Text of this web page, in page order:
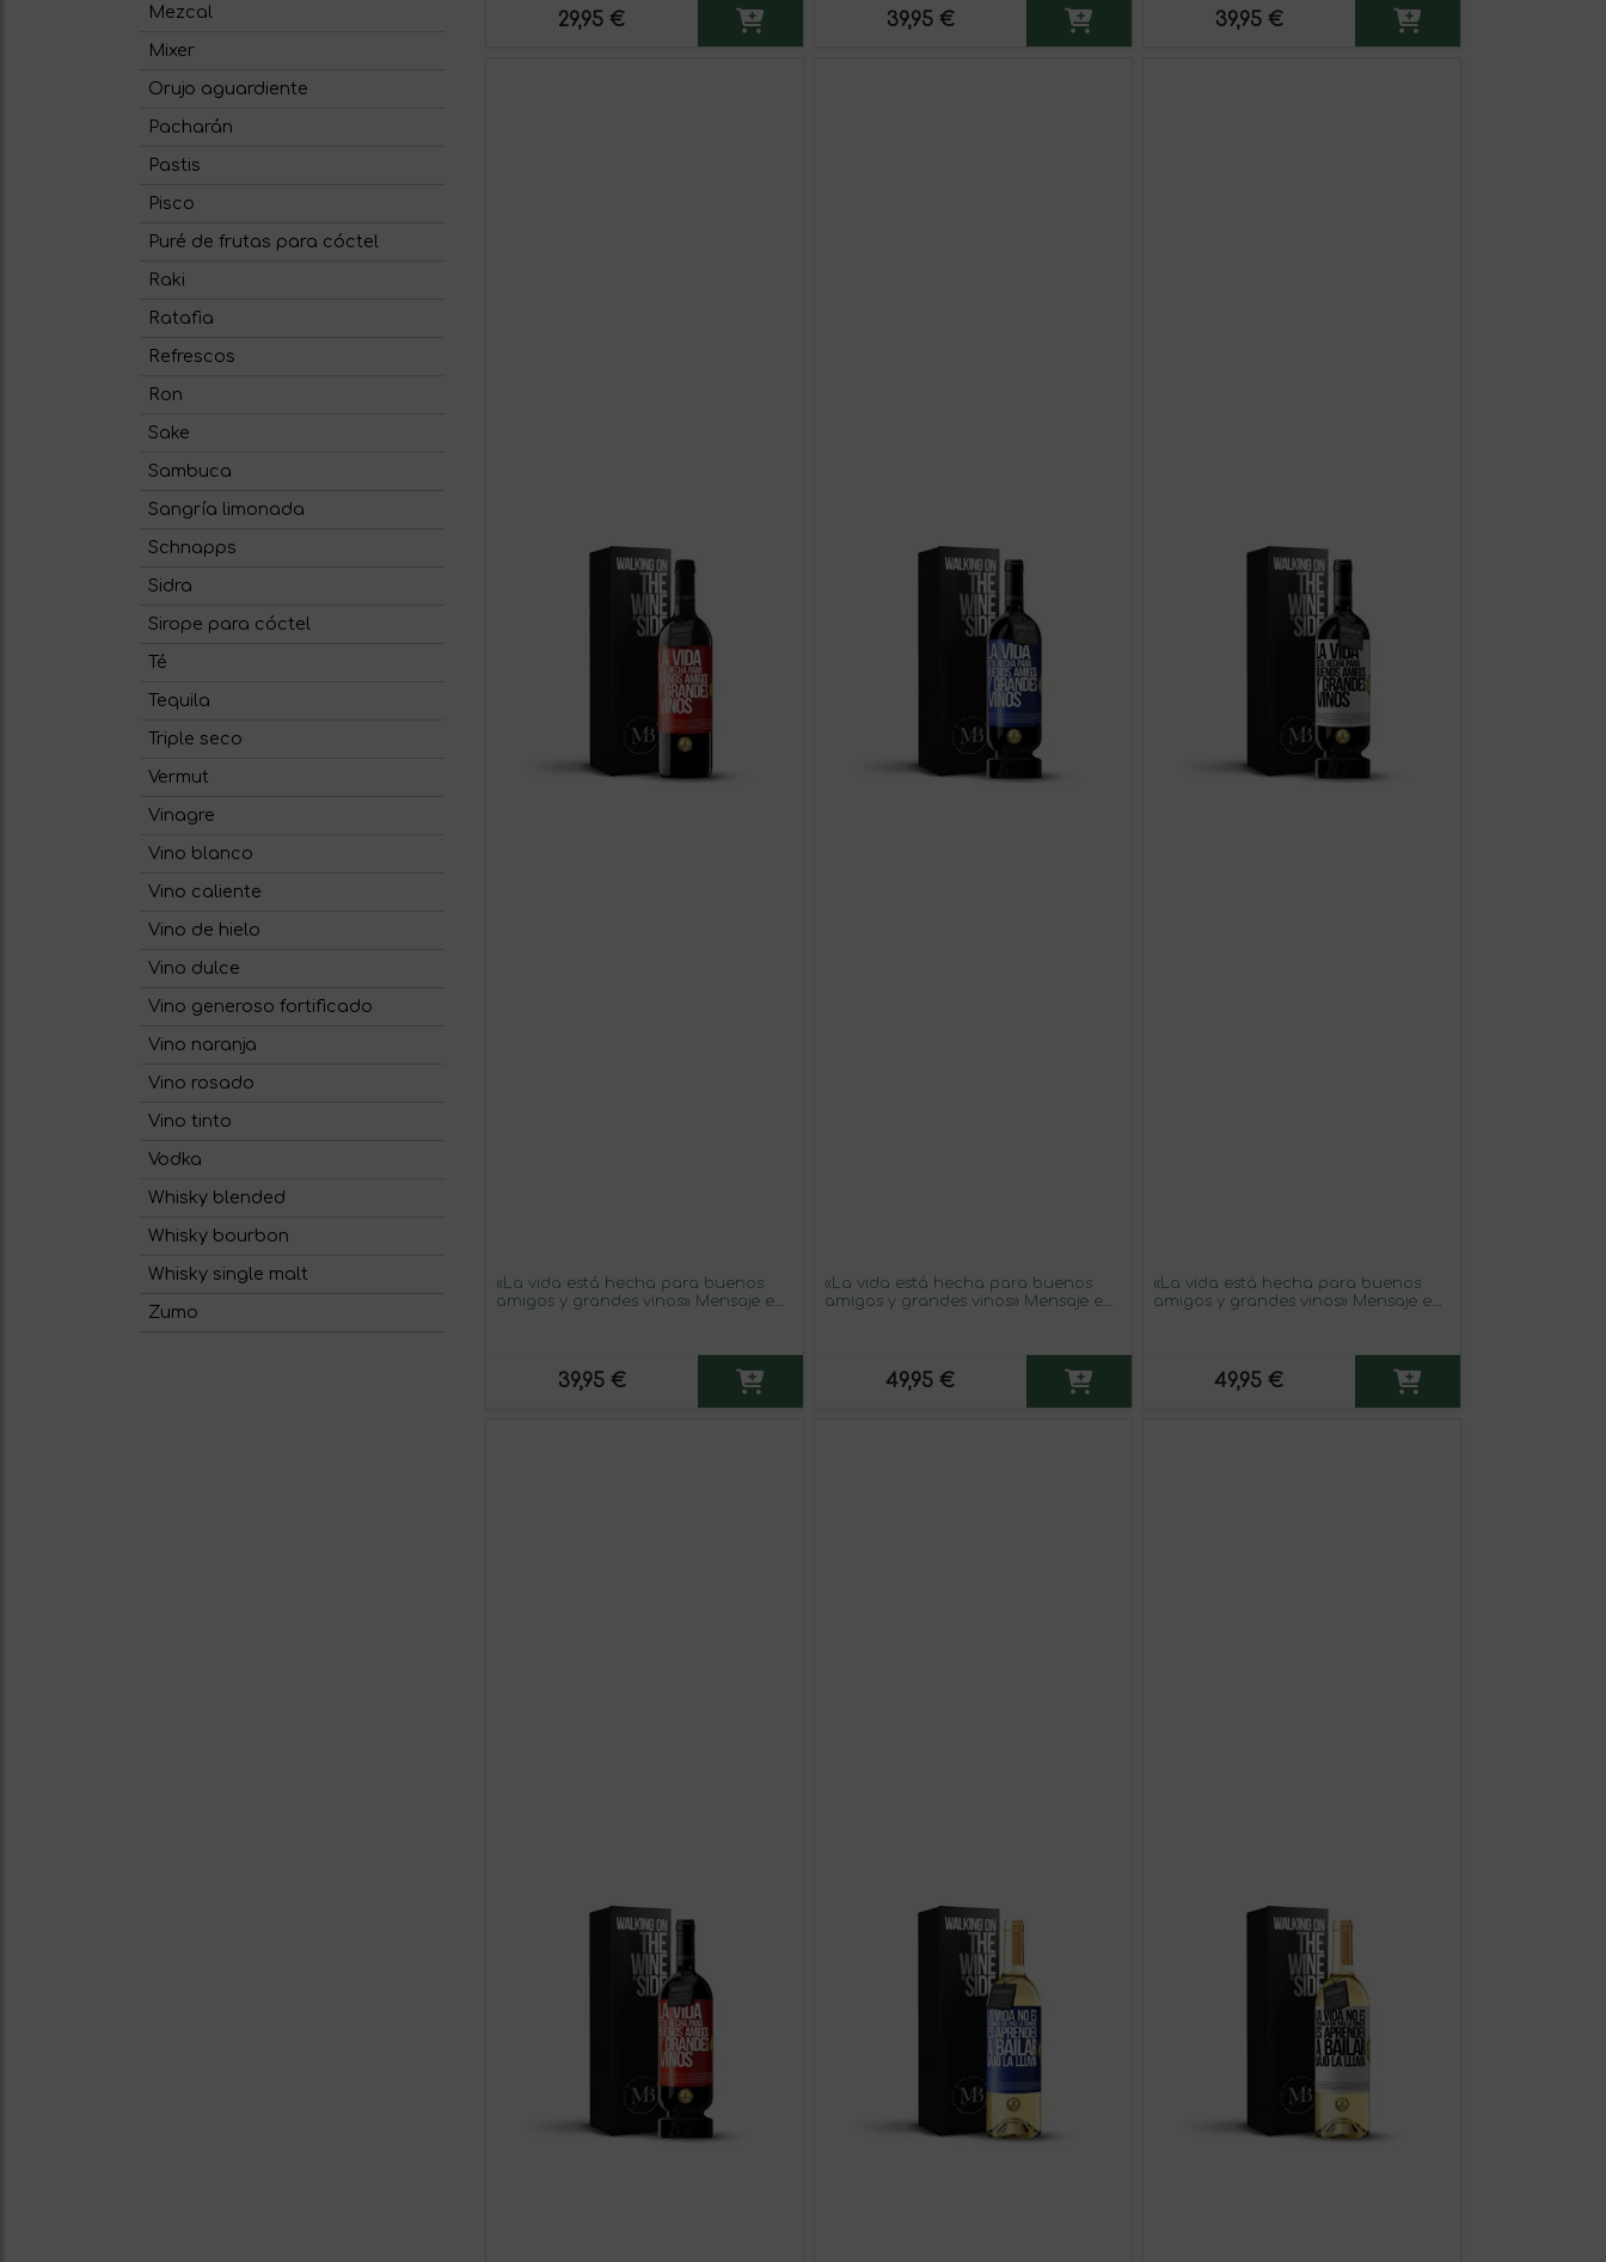
Mezcal
Mixer
Orujo aguardiente
Pacharán
Pastis
Pisco
Puré de frutas para cóctel
Raki
Ratafia
Refrescos
Ron
Sake
Sambuca
Sangría limonada
Schnapps
Sidra
Sirope para cóctel
Té
Tequila
Triple seco
Vermut
Vinagre
Vino blanco
Vino caliente
Vino de hielo
Vino dulce
Vino generoso fortificado
Vino naranja
Vino rosado
Vino tinto
Vodka
Whisky blended
Whisky bourbon
Whisky single malt
Zumo
29,95 € 39,95 € 39,95 €
«La vida está hecha para buenos
amigos y grandes vinos» Mensaje en
39,95 €
«La vida está hecha para buenos
amigos y grandes vinos» Mensaje en
49,95 €
«La vida está hecha para buenos
amigos y grandes vinos» Mensaje en
49,95 €